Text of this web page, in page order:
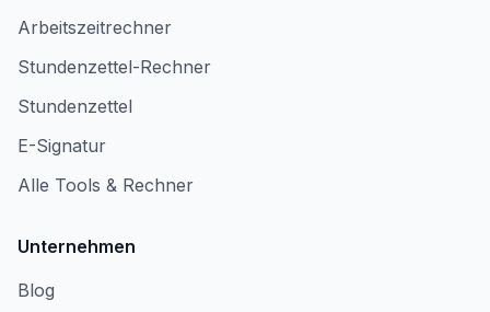
Arbeitszeitrechner
Stundenzettel-Rechner
Stundenzettel
E-Signatur
Alle Tools & Rechner
Unternehmen
Blog